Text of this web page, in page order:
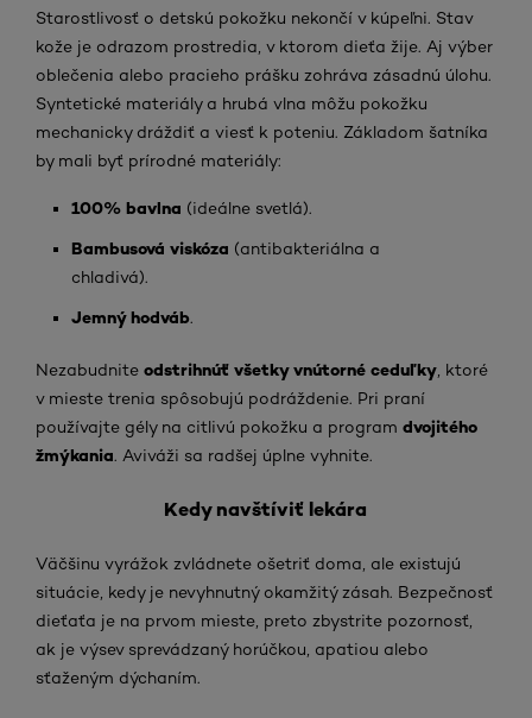
Starostlivosť o detskú pokožku nekončí v kúpeľni. Stav
kože je odrazom prostredia, v ktorom dieťa žije. Aj výber
oblečenia alebo pracieho prášku zohráva zásadnú úlohu.
Syntetické materiály a hrubá vlna môžu pokožku
mechanicky dráždiť a viesť k poteniu. Základom šatníka
by mali byť prírodné materiály:
100% bavlna (ideálne svetlá).
Bambusová viskóza (antibakteriálna a
chladivá).
Jemný hodváb.
Nezabudnite odstrihnúť všetky vnútorné ceduľky , ktoré
v mieste trenia spôsobujú podráždenie. Pri praní
používajte gély na citlivú pokožku a program dvojitého
žmýkania. Aviváži sa radšej úplne vyhnite.
Kedy navštíviť lekára
Väčšinu vyrážok zvládnete ošetriť doma, ale existujú
situácie, kedy je nevyhnutný okamžitý zásah. Bezpečnosť
dieťaťa je na prvom mieste, preto zbystrite pozornosť,
ak je výsev sprevádzaný horúčkou, apatiou alebo
sťaženým dýchaním.